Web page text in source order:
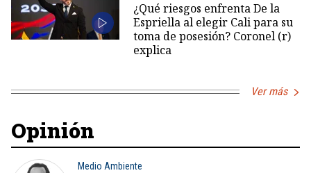
¿Qué riesgos enfrenta De la
Espriella al elegir Cali para su
toma de posesión? Coronel (r)
explica
Ver más
Opinión
Medio Ambiente